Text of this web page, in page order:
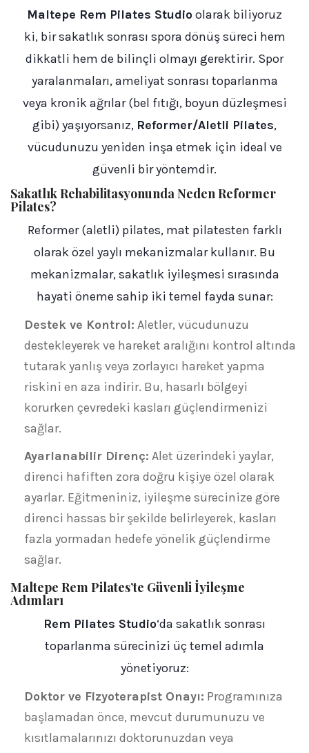
Maltepe Rem Pilates Studioolarak biliyoruz
ki, bir sakatlık sonrası spora dönüş süreci hem
dikkatli hem de bilinçli olmayı gerektirir. Spor
yaralanmaları, ameliyat sonrası toparlanma
veya kronik ağrılar (bel fıtığı, boyun düzleşmesi
gibi) yaşıyorsanız, Reformer/Aletli Pilates,
vücudunuzu yeniden inşa etmek için ideal ve
güvenli bir yöntemdir.
Sakatlık Rehabilitasyonunda Neden Reformer
Pilates?
Reformer (aletli) pilates, mat pilatesten farklı
olarak özel yaylı mekanizmalar kullanır. Bu
mekanizmalar, sakatlık iyileşmesi sırasında
hayati öneme sahip iki temel fayda sunar:
Destek ve Kontrol: Aletler, vücudunuzu
destekleyerek ve hareket aralığını kontrol altında
tutarak yanlış veya zorlayıcı hareket yapma
riskini en aza indirir. Bu, hasarlı bölgeyi
korurken çevredeki kasları güçlendirmenizi
sağlar.
Ayarlanabilir Direnç: Alet üzerindeki yaylar,
direnci hafiften zora doğru kişiye özel olarak
ayarlar. Eğitmeniniz, iyileşme sürecinize göre
direnci hassas bir şekilde belirleyerek, kasları
fazla yormadan hedefe yönelik güçlendirme
sağlar.
Maltepe Rem Pilates’te Güvenli İyileşme
Adımları
Rem Pilates Studio‘da sakatlık sonrası
toparlanma sürecinizi üç temel adımla
yönetiyoruz:
Doktor ve Fizyoterapist Onayı: Programınıza
başlamadan önce, mevcut durumunuzu ve
kısıtlamalarınızı doktorunuzdan veya